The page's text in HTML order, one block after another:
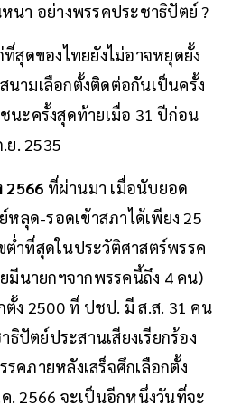
นา อย่างพรรคประชาธิปัตย์ ?
ที่สุดของไทยยังไม่อาจหยุดยั้ง
ามเลือกตั้งติดต่อกันเป็นครั้ง
นะครั้งสุดท้ายเมื่อ 31 ปีก่อน
ย. 2535
2566 ที่ผ่านมา เมื่อนับยอด
ลุด-รอดเข้าสภาได้เพียง 25
ต่ำที่สุดในประวัติศาสตร์พรรค
มีนายกฯจากพรรคนี้ถึง 4 คน)
ตั้ง 2500 ที่ ปชป. มี ส.ส. 31 คน
ปัตย์ประสานเสียงเรียกร้อง
คภายหลังเสร็จศึกเลือกตั้ง
. 2566 จะเป็นอีกหนึ่งวันที่จะ